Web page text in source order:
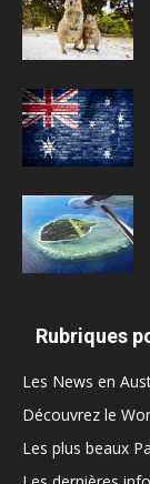
Rubriques
Les News en
Découvrez le
Les plus beaux